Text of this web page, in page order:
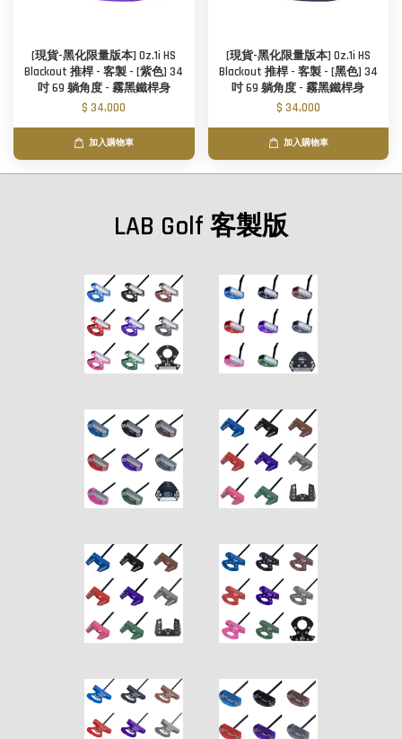
[現貨-黑化限量版本] Oz.1i HS
Blackout 推桿 - 客製 - [紫色] 34
吋 69 躺角度 - 霧黑鐵桿身
$ 34,000
加入購物車
[現貨-黑化限量版本] Oz.1i HS
Blackout 推桿 - 客製 - [黑色] 34
吋 69 躺角度 - 霧黑鐵桿身
$ 34,000
加入購物車
LAB Golf 客製版